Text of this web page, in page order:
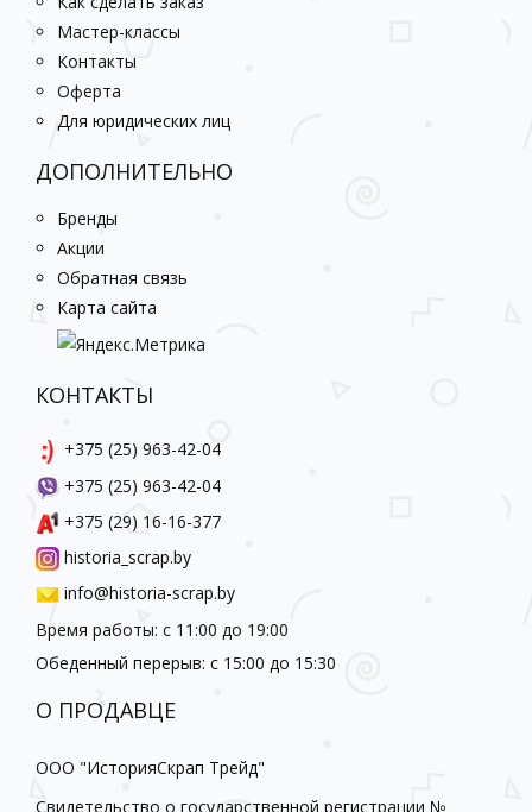
Мастер-классы
Контакты
Оферта
Для юридических лиц
ДОПОЛНИТЕЛЬНО
Бренды
Акции
Обратная связь
Карта сайта
КОНТАКТЫ
+375 (25) 963-42-04
+375 (25) 963-42-04
+375 (29) 16-16-377
historia_scrap.by
info@historia-scrap.by
Время работы: с 11:00 до 19:00
Обеденный перерыв: с 15:00 до 15:30
О ПРОДАВЦЕ
ООО "ИсторияСкрап Трейд"
Свидетельство о государственной регистрации №